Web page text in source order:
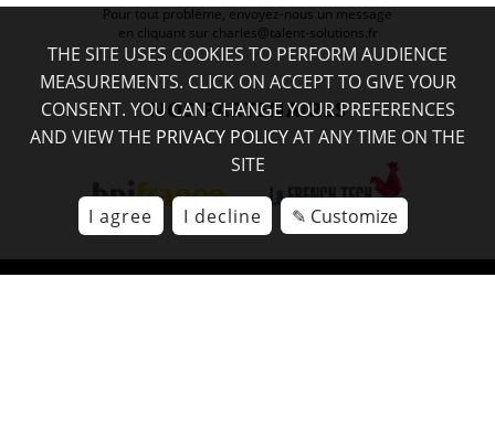
Pour tout problème, envoyez-nous un message
en cliquant sur charles@talent-solutions.fr
NOS PARTENAIRES
THE SITE USES COOKIES TO PERFORM AUDIENCE
MEASUREMENTS. CLICK ON ACCEPT TO GIVE YOUR
CONSENT. YOU CAN CHANGE YOUR PREFERENCES
AND VIEW THE PRIVACY POLICYAT ANY TIME ON THE
SITE
I agree I decline ✎ Customize